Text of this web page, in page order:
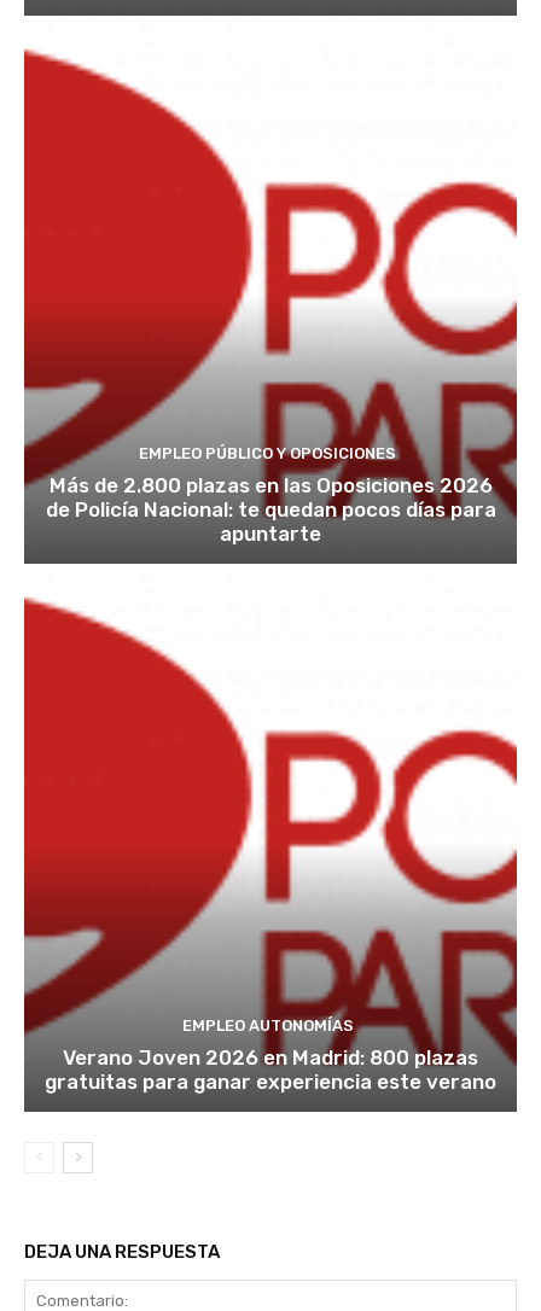
EMPLEO PÚBLICO Y OPOSICIONES
Más de 2.800 plazas en las Oposiciones 2026
de Policía Nacional: te quedan pocos días para
apuntarte
EMPLEO AUTONOMÍAS
Verano Joven 2026 en Madrid: 800 plazas
gratuitas para ganar experiencia este verano
DEJA UNA RESPUESTA